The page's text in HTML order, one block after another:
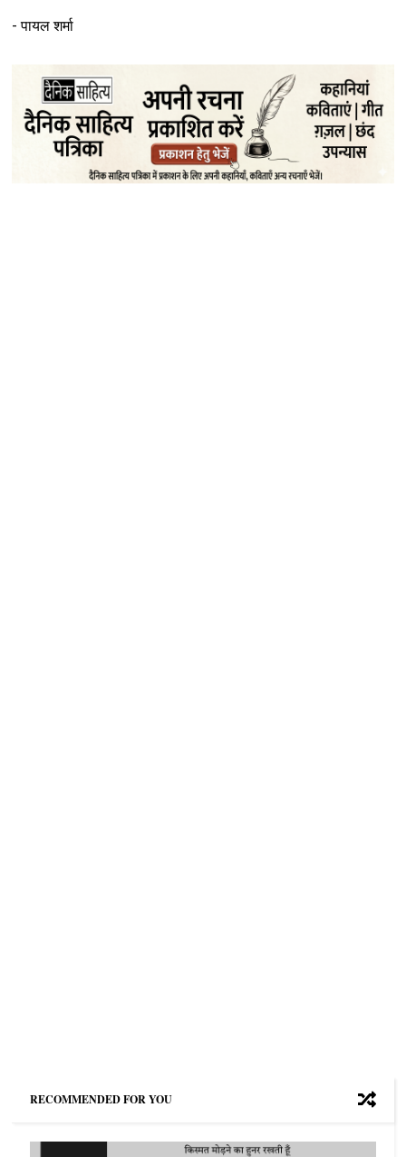
- पायल शर्मा
RECOMMENDED FOR YOU